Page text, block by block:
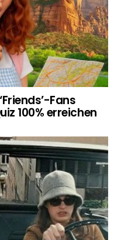
Fans
100% erreichen